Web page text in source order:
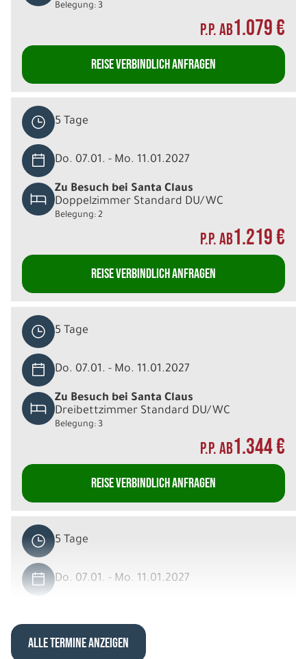
Belegung: 3
P.P. AB1.079 €
REISE VERBINDLICH ANFRAGEN
5 Tage
Do. 07.01. - Mo. 11.01.2027
Zu Besuch bei Santa Claus
Doppelzimmer Standard DU/WC
Belegung: 2
P.P. AB1.219 €
REISE VERBINDLICH ANFRAGEN
5 Tage
Do. 07.01. - Mo. 11.01.2027
Zu Besuch bei Santa Claus
Dreibettzimmer Standard DU/WC
Belegung: 3
P.P. AB1.344 €
REISE VERBINDLICH ANFRAGEN
5 Tage
Do. 07.01. - Mo. 11.01.2027
ALLE TERMINE ANZEIGEN